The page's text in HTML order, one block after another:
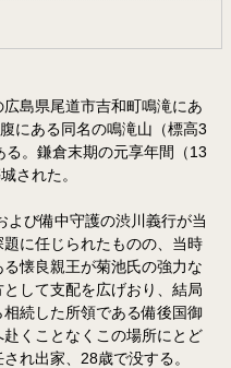
島県尾道市吉和町鳴滝にあ
にある同名の鳴滝山（標高3
。鎌倉末期の元享年間（13
された。
び備中守護の渋川義行が当
に任じられたものの、当時
懐良親王が菊池氏の強力な
して支配を広げおり、結局
続した所領である備後国御
くことなくこの場所にとど
れ出家、28歳で没する。